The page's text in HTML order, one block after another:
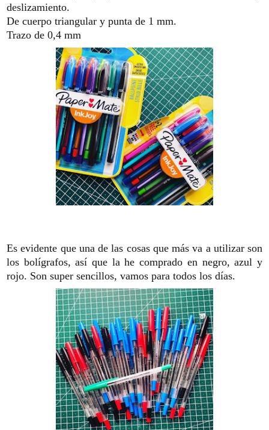
deslizamiento.
De cuerpo triangular y punta de 1 mm.
Trazo de 0,4 mm
Es evidente que una de las cosas que más va a utilizar son
los bolígrafos, así que la he comprado en negro, azul y
rojo. Son super sencillos, vamos para todos los días.